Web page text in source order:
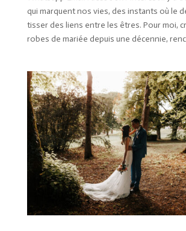
qui marquent nos vies, des instants où le
tisser des liens entre les êtres. Pour moi,
robes de mariée depuis une décennie,